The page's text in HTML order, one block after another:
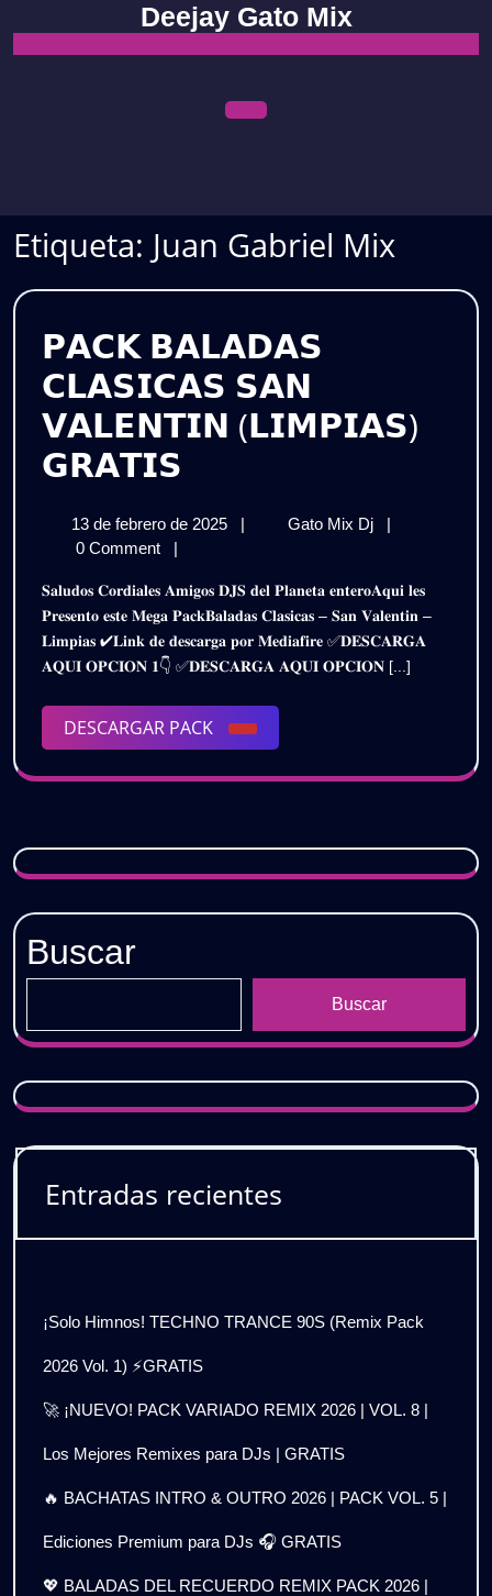
content
Deejay Gato Mix
Etiqueta: Juan Gabriel Mix
𝗣𝗔𝗖𝗞 𝗕𝗔𝗟𝗔𝗗𝗔𝗦
𝗖𝗟𝗔𝗦𝗜𝗖𝗔𝗦 𝗦𝗔𝗡
𝗩𝗔𝗟𝗘𝗡𝗧𝗜𝗡 (𝗟𝗜𝗠𝗣𝗜𝗔𝗦)
𝗚𝗥𝗔𝗧𝗜𝗦
𝗖𝗟𝗔𝗦𝗜𝗖𝗔𝗦
𝗦𝗔𝗡
𝗩𝗔𝗟𝗘𝗡𝗧𝗜𝗡
(𝗟𝗜𝗠𝗣𝗜𝗔𝗦)
𝗚𝗥𝗔𝗧𝗜𝗦
13 de febrero de 2025
13
de
2025
| Gato Mix Dj
𝗣𝗔𝗖𝗞
𝗦𝗔𝗡
𝗩𝗔𝗟𝗘𝗡𝗧𝗜𝗡
(𝗟𝗜𝗠𝗣𝗜𝗔𝗦)
𝗚𝗥𝗔𝗧𝗜𝗦
|
0 Comment
|
𝐒𝐚𝐥𝐮𝐝𝐨𝐬 𝐂𝐨𝐫𝐝𝐢𝐚𝐥𝐞𝐬 𝐀𝐦𝐢𝐠𝐨𝐬 𝐃𝐉𝐒 𝐝𝐞𝐥 𝐏𝐥𝐚𝐧𝐞𝐭𝐚 𝐞𝐧𝐭𝐞𝐫𝐨𝐀𝐪𝐮𝐢 𝐥𝐞𝐬
𝐏𝐫𝐞𝐬𝐞𝐧𝐭𝐨 𝐞𝐬𝐭𝐞 𝐌𝐞𝐠𝐚 𝐏𝐚𝐜𝐤𝐁𝐚𝐥𝐚𝐝𝐚𝐬 𝐂𝐥𝐚𝐬𝐢𝐜𝐚𝐬 – 𝐒𝐚𝐧 𝐕𝐚𝐥𝐞𝐧𝐭𝐢𝐧 –
𝐋𝐢𝐦𝐩𝐢𝐚𝐬 ✔𝐋𝐢𝐧𝐤 𝐝𝐞 𝐝𝐞𝐬𝐜𝐚𝐫𝐠𝐚 𝐩𝐨𝐫 𝐌𝐞𝐝𝐢𝐚𝐟𝐢𝐫𝐞 ✅𝐃𝐄𝐒𝐂𝐀𝐑𝐆𝐀
𝐀𝐐𝐔𝐈 𝐎𝐏𝐂𝐈𝐎𝐍 𝟏👇 ✅𝐃𝐄𝐒𝐂𝐀𝐑𝐆𝐀 𝐀𝐐𝐔𝐈 𝐎𝐏𝐂𝐈𝐎𝐍 [...]
DESCARGAR PACK
DESCARGAR
PACK
Buscar
Buscar
Entradas recientes
¡Solo Himnos! TECHNO TRANCE 90S (Remix Pack
2026 Vol. 1) ⚡GRATIS
🚀 ¡NUEVO! PACK VARIADO REMIX 2026 | VOL. 8 |
Los Mejores Remixes para DJs | GRATIS
🔥 BACHATAS INTRO & OUTRO 2026 | PACK VOL. 5 |
Ediciones Premium para DJs 🎧 GRATIS
💖 BALADAS DEL RECUERDO REMIX PACK 2026 |